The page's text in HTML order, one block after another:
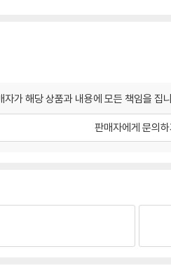
가 해당 상품과 내용에 모든 책임을 집
판매자에게 문의하